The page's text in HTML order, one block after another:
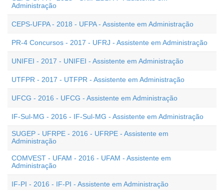
Administração
CEPS-UFPA - 2018 - UFPA - Assistente em Administração
PR-4 Concursos - 2017 - UFRJ - Assistente em Administração
UNIFEI - 2017 - UNIFEI - Assistente em Administração
UTFPR - 2017 - UTFPR - Assistente em Administração
UFCG - 2016 - UFCG - Assistente em Administração
IF-Sul-MG - 2016 - IF-Sul-MG - Assistente em Administração
SUGEP - UFRPE - 2016 - UFRPE - Assistente em
Administração
COMVEST - UFAM - 2016 - UFAM - Assistente em
Administração
IF-PI - 2016 - IF-PI - Assistente em Administração